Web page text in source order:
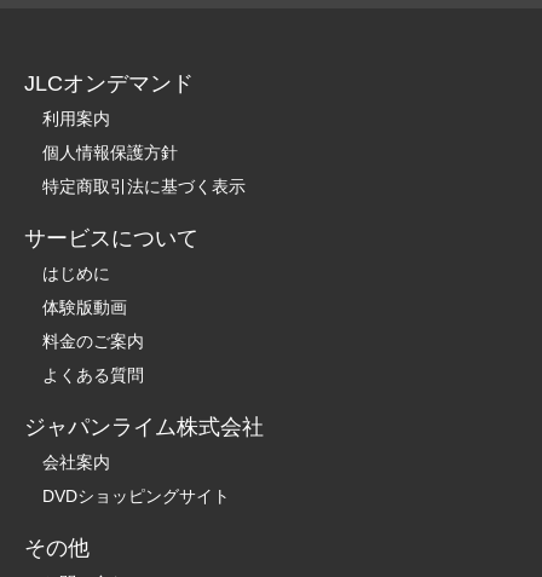
JLCオンデマンド
利用案内
個人情報保護方針
特定商取引法に基づく表示
サービスについて
はじめに
体験版動画
料金のご案内
よくある質問
ジャパンライム株式会社
会社案内
DVDショッピングサイト
その他